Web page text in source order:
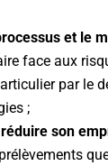
et le
face aux
par le
;
son